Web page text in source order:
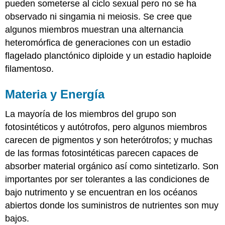
pueden someterse al ciclo sexual pero no se ha
observado ni singamia ni meiosis. Se cree que
algunos miembros muestran una alternancia
heteromórfica de generaciones con un estadio
flagelado planctónico diploide y un estadio haploide
filamentoso.
Materia y Energía
La mayoría de los miembros del grupo son
fotosintéticos y autótrofos, pero algunos miembros
carecen de pigmentos y son heterótrofos; y muchas
de las formas fotosintéticas parecen capaces de
absorber material orgánico así como sintetizarlo. Son
importantes por ser tolerantes a las condiciones de
bajo nutrimento y se encuentran en los océanos
abiertos donde los suministros de nutrientes son muy
bajos.